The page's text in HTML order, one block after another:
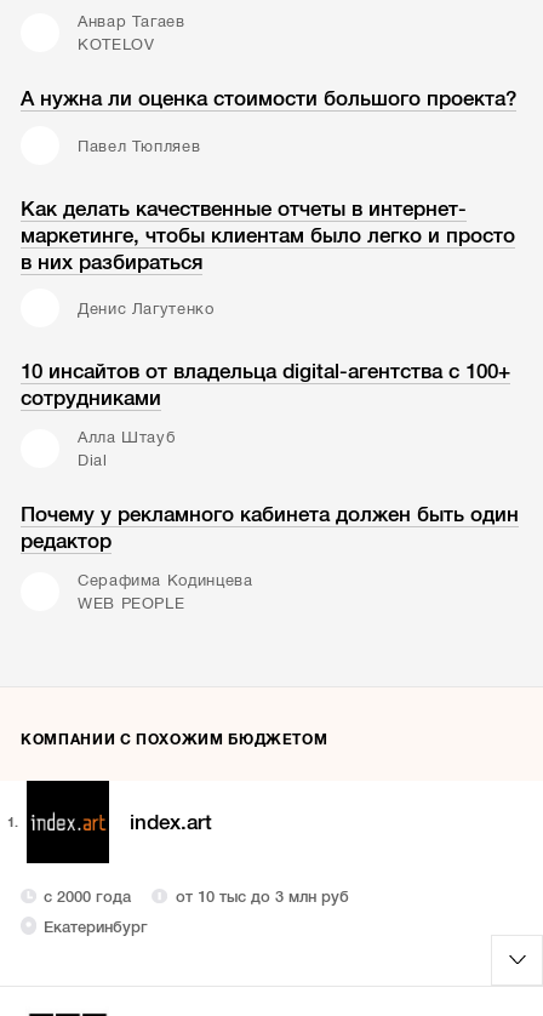
Анвар Тагаев
KOTELOV
А нужна ли оценка стоимости большого проекта?
Павел Тюпляев
Как делать качественные отчеты в интернет-
маркетинге, чтобы клиентам было легко и просто
в них разбираться
Денис Лагутенко
10 инсайтов от владельца digital-агентства с 100+
сотрудниками
Алла Штауб
Dial
Почему у рекламного кабинета должен быть один
редактор
Серафима Кодинцева
WEB PEOPLE
КОМПАНИИ С ПОХОЖИМ БЮДЖЕТОМ
1. index.art
с 2000 года
от 10 тыс до 3 млн руб
Екатеринбург